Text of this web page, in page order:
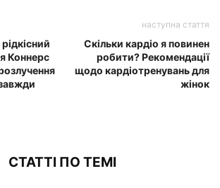
Коннерс
наступна стаття
Скільки кардіо я повинен
робити? Рекомендації
щодо кардіотренувань для
жінок
СТАТТІ ПО ТЕМІ